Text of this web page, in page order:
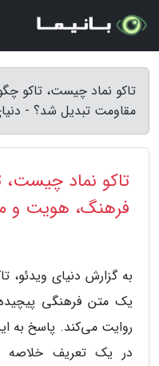
تاکو نماد چیست، تاکو
مقاومت تبدیل شد؟ -
تاکو نماد چیست،
فرهنگ، هویت و
به گزارش دنیای ویدئو،
یک متن فرهنگی
روایت می‌کند. پاسخ به
در یک تعریف خلاصه